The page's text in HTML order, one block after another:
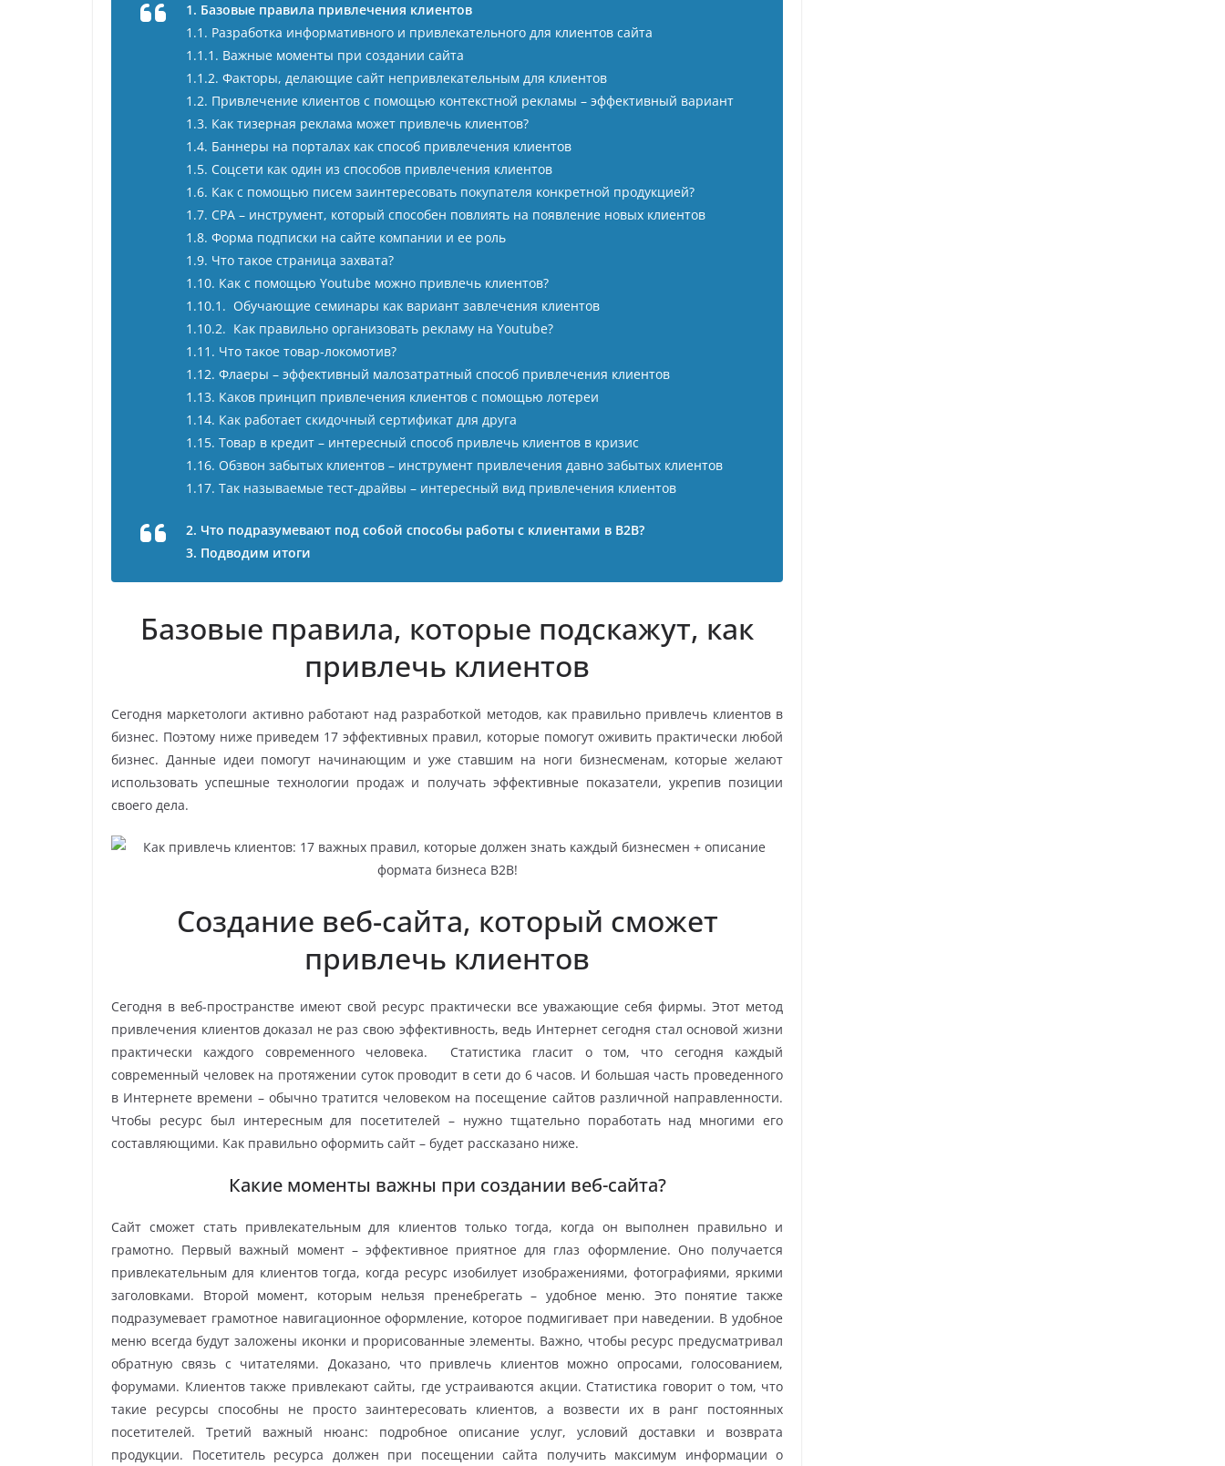
1. Базовые правила привлечения клиентов
1.1. Разработка информативного и привлекательного для клиентов сайта
1.1.1. Важные моменты при создании сайта
1.1.2. Факторы, делающие сайт непривлекательным для клиентов
1.2. Привлечение клиентов с помощью контекстной рекламы – эффективный вариант
1.3. Как тизерная реклама может привлечь клиентов?
1.4. Баннеры на порталах как способ привлечения клиентов
1.5. Соцсети как один из способов привлечения клиентов
1.6. Как с помощью писем заинтересовать покупателя конкретной продукцией?
1.7. СРА – инструмент, который способен повлиять на появление новых клиентов
1.8. Форма подписки на сайте компании и ее роль
1.9. Что такое страница захвата?
1.10. Как с помощью Youtube можно привлечь клиентов?
1.10.1. Обучающие семинары как вариант завлечения клиентов
1.10.2. Как правильно организовать рекламу на Youtube?
1.11. Что такое товар-локомотив?
1.12. Флаеры – эффективный малозатратный способ привлечения клиентов
1.13. Каков принцип привлечения клиентов с помощью лотереи
1.14. Как работает скидочный сертификат для друга
1.15. Товар в кредит – интересный способ привлечь клиентов в кризис
1.16. Обзвон забытых клиентов – инструмент привлечения давно забытых клиентов
1.17. Так называемые тест-драйвы – интересный вид привлечения клиентов
2. Что подразумевают под собой способы работы с клиентами в B2B?
3. Подводим итоги
Базовые правила, которые подскажут, как
привлечь клиентов
Сегодня маркетологи активно работают над разработкой методов, как правильно привлечь клиентов в
бизнес. Поэтому ниже приведем 17 эффективных правил, которые помогут оживить практически любой
бизнес. Данные идеи помогут начинающим и уже ставшим на ноги бизнесменам, которые желают
использовать успешные технологии продаж и получать эффективные показатели, укрепив позиции
своего дела.
Создание веб-сайта, который сможет
привлечь клиентов
Сегодня в веб-пространстве имеют свой ресурс практически все уважающие себя фирмы. Этот метод
привлечения клиентов доказал не раз свою эффективность, ведь Интернет сегодня стал основой жизни
практически каждого современного человека. Статистика гласит о том, что сегодня каждый
современный человек на протяжении суток проводит в сети до 6 часов. И большая часть проведенного
в Интернете времени – обычно тратится человеком на посещение сайтов различной направленности.
Чтобы ресурс был интересным для посетителей – нужно тщательно поработать над многими его
составляющими. Как правильно оформить сайт – будет рассказано ниже.
Какие моменты важны при создании веб-сайта?
Сайт сможет стать привлекательным для клиентов только тогда, когда он выполнен правильно и
грамотно. Первый важный момент – эффективное приятное для глаз оформление. Оно получается
привлекательным для клиентов тогда, когда ресурс изобилует изображениями, фотографиями, яркими
заголовками. Второй момент, которым нельзя пренебрегать – удобное меню. Это понятие также
подразумевает грамотное навигационное оформление, которое подмигивает при наведении. В удобное
меню всегда будут заложены иконки и прорисованные элементы. Важно, чтобы ресурс предусматривал
обратную связь с читателями. Доказано, что привлечь клиентов можно опросами, голосованием,
форумами. Клиентов также привлекают сайты, где устраиваются акции. Статистика говорит о том, что
такие ресурсы способны не просто заинтересовать клиентов, а возвести их в ранг постоянных
посетителей. Третий важный нюанс: подробное описание услуг, условий доставки и возврата
продукции. Посетитель ресурса должен при посещении сайта получить максимум информации о